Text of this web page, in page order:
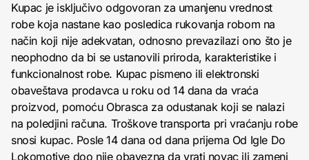
Kupac je isključivo odgovoran za umanjenu vrednost
robe koja nastane kao posledica rukovanja robom na
način koji nije adekvatan, odnosno prevazilazi ono što je
neophodno da bi se ustanovili priroda, karakteristike i
funkcionalnost robe. Kupac pismeno ili elektronski
obaveštava prodavca u roku od 14 dana da vraća
proizvod, pomoću Obrasca za odustanak koji se nalazi
na poledjini računa. Troškove transporta pri vraćanju robe
snosi kupac. Posle 14 dana od dana prijema Od Igle Do
Lokomotive doo nije obavezna da vrati novac ili zameni